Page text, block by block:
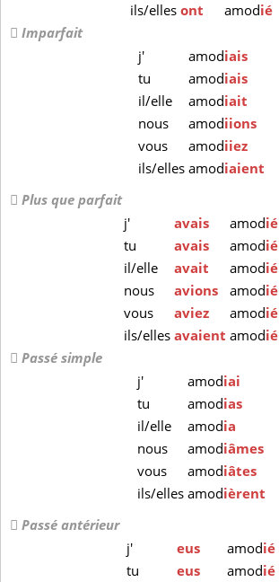
ils/elles ont amodié
Imparfait
j'
amodiais
tu
amodiais
il/elle
amodiait
nous
amodiions
vous
amodiiez
ils/elles amodiaient
Plus que parfait
j'
avais amodié
tu
avais amodié
il/elle
avait amodié
nous
avions amodié
vous
aviez amodié
ils/ellesavaient amodié
Passé simple
j'
amodiai
tu
amodias
il/elle
amodia
nous
amodiâmes
vous
amodiâtes
ils/elles amodièrent
Passé antérieur
j'
eus amodié
tu
eus amodié